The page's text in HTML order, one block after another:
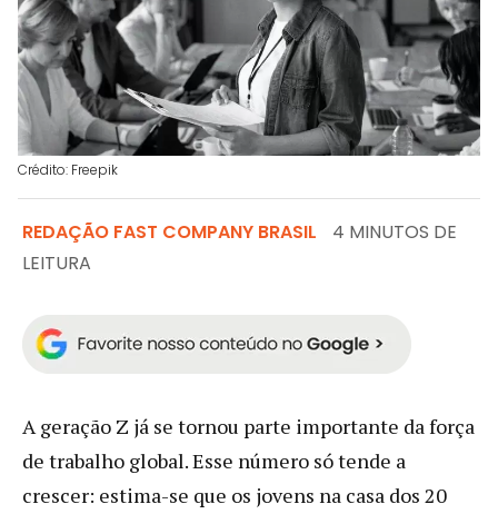
Crédito: Freepik
REDAÇÃO FAST COMPANY BRASIL
4 MINUTOS DE
LEITURA
A geração Z já se tornou parte importante da força
de trabalho global. Esse número só tende a
crescer: estima-se que os jovens na casa dos 20